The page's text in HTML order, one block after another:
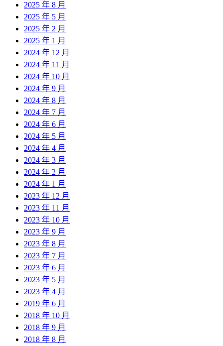
2025 年 8 月
2025 年 5 月
2025 年 2 月
2025 年 1 月
2024 年 12 月
2024 年 11 月
2024 年 10 月
2024 年 9 月
2024 年 8 月
2024 年 7 月
2024 年 6 月
2024 年 5 月
2024 年 4 月
2024 年 3 月
2024 年 2 月
2024 年 1 月
2023 年 12 月
2023 年 11 月
2023 年 10 月
2023 年 9 月
2023 年 8 月
2023 年 7 月
2023 年 6 月
2023 年 5 月
2023 年 4 月
2019 年 6 月
2018 年 10 月
2018 年 9 月
2018 年 8 月